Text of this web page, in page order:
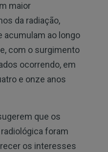
maior
da radiação,
acumulam ao longo
com o surgimento
ocorrendo, em
e onze anos
que os
foram
os interesses